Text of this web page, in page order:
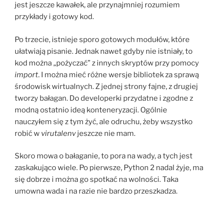
jest jeszcze kawałek, ale przynajmniej rozumiem
przykłady i gotowy kod.
Po trzecie, istnieje sporo gotowych modułów, które
ułatwiają pisanie. Jednak nawet gdyby nie istniały, to
kod można „pożyczać” z innych skryptów przy pomocy
import. I można mieć różne wersje bibliotek za sprawą
środowisk wirtualnych. Z jednej strony fajne, z drugiej
tworzy bałagan. Do developerki przydatne i zgodne z
modną ostatnio ideą konteneryzacji. Ogólnie
nauczyłem się z tym żyć, ale odruchu, żeby wszystko
robić w virutalenvjeszcze nie mam.
Skoro mowa o bałaganie, to pora na wady, a tych jest
zaskakująco wiele. Po pierwsze, Python 2 nadal żyje, ma
się dobrze i można go spotkać na wolności. Taka
umowna wada i na razie nie bardzo przeszkadza.